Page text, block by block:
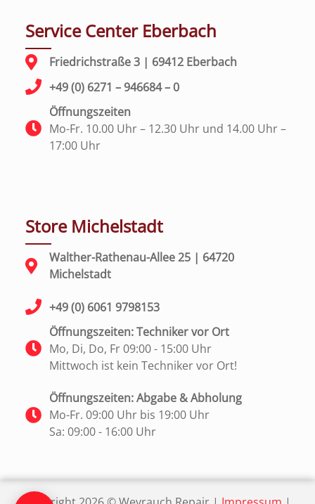
Service Center Eberbach
Friedrichstraße 3 | 69412 Eberbach
+49 (0) 6271 – 946684 – 0
Öffnungszeiten
Mo-Fr. 10.00 Uhr – 12.30 Uhr und 14.00 Uhr –
17:00 Uhr
Store Michelstadt
Walther-Rathenau-Allee 25 | 64720
Michelstadt
+49 (0) 6061 9798153
Öffnungszeiten: Techniker vor Ort
Mo, Di, Do, Fr 09:00 - 15:00 Uhr
Mittwoch ist kein Techniker vor Ort!
Öffnungszeiten: Abgabe & Abholung
Mo-Fr. 09:00 Uhr bis 19:00 Uhr
Sa: 09:00 - 16:00 Uhr